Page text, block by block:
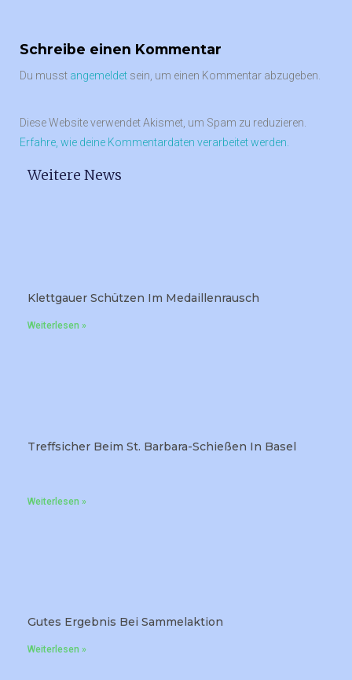
Schreibe einen Kommentar
Du musst angemeldet sein, um einen Kommentar abzugeben.
Diese Website verwendet Akismet, um Spam zu reduzieren.
Erfahre, wie deine Kommentardaten verarbeitet werden.
Weitere News
Klettgauer Schützen Im Medaillenrausch
Weiterlesen »
Treffsicher Beim St. Barbara-Schießen In Basel
Weiterlesen »
Gutes Ergebnis Bei Sammelaktion
Weiterlesen »